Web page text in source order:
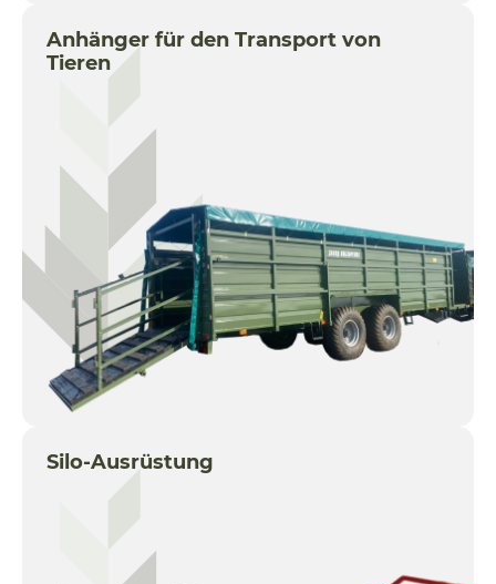
Anhänger für den Transport von
Tieren
Silo-Ausrüstung